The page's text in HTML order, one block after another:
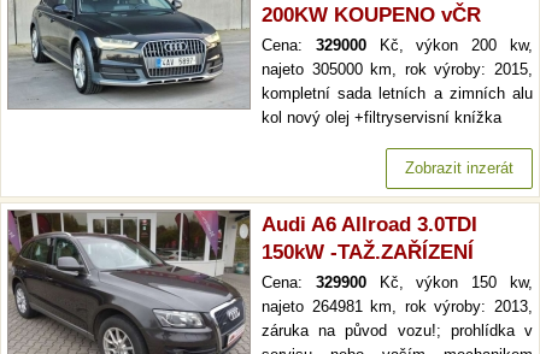
200KW KOUPENO vČR
Cena: 329000Kč, výkon 200 kw,
najeto 305000 km, rok výroby: 2015,
kompletní sada letních a zimních alu
kol nový olej +filtryservisní knížka
Zobrazit inzerát
Audi A6 Allroad 3.0TDI
150kW -TAŽ.ZAŘÍZENÍ
Cena: 329900Kč, výkon 150 kw,
najeto 264981 km, rok výroby: 2013,
záruka na původ vozu!; prohlídka v